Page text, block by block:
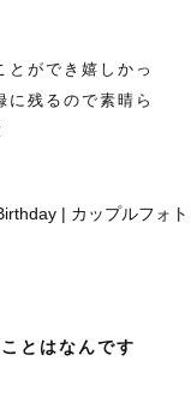
とができ嬉しかっ
に残るので素晴ら
とはなんです